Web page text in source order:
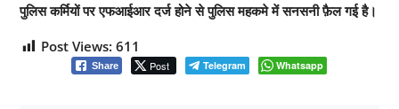
पुलिस कर्मियों पर एफआईआर दर्ज होने से पुलिस महकमे में सनसनी फ़ैल गई है।
Post Views: 611
Share Post Telegram Whatsapp